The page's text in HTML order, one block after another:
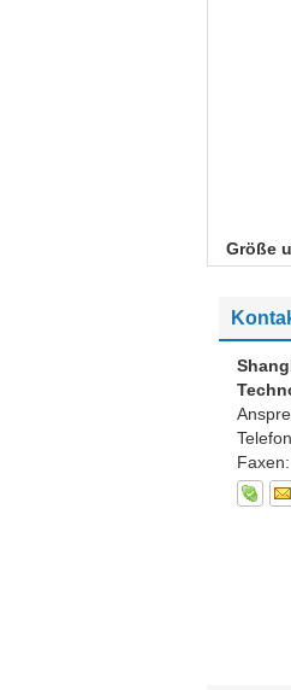
Größe
Faxen: